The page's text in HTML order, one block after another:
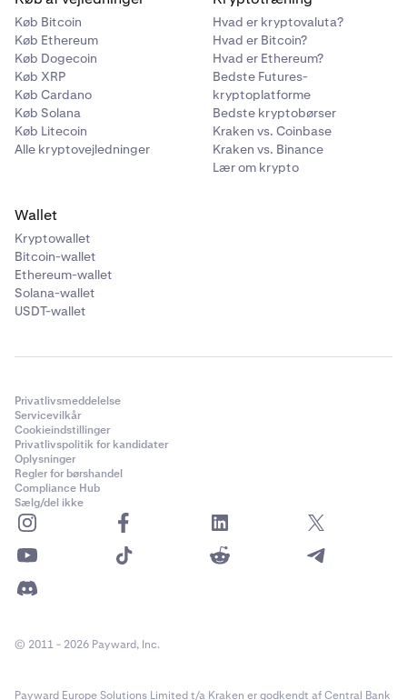
kryptovalutaer, du kan købe.
4 Dernæst,
rullemenuen „Betal med“. Tilgængelige
betalingsmetoder inkluderer debetkort, kreditkort,
Venmo, Apple Pay og mere afhængigt af din region.
Køb Bitcoin
Køb Ethereum
Køb Dogecoin
Køb XRP
Køb Cardano
Køb Solana
Køb Litecoin
Alle kryptovejledninger
Hvad er kryptovaluta?
Hvad er Bitcoin?
Hvad er Ethereum?
Bedste Futures-
kryptoplatforme
Bedste kryptobørser
Kraken vs. Coinbase
Kraken vs. Binance
Lær om krypto
Wallet
Kryptowallet
Bitcoin-wallet
Ethereum-wallet
Solana-wallet
USDT-wallet
Privatlivsmeddelelse
Servicevilkår
Cookieindstillinger
Privatlivspolitik for kandidater
Oplysninger
Regler for børshandel
Compliance Hub
Sælg/del ikke
© 2011 - 2026 Payward, Inc.
Payward Europe Solutions Limited t/a Kraken er godkendt af Central Bank